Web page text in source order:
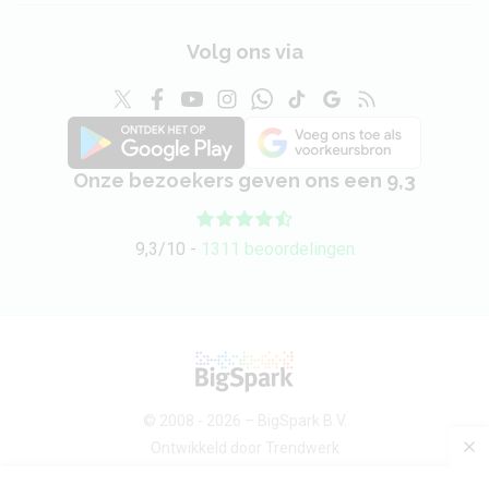
Volg ons via
Onze bezoekers geven ons een 9,3
9,3/10 - 1311 beoordelingen